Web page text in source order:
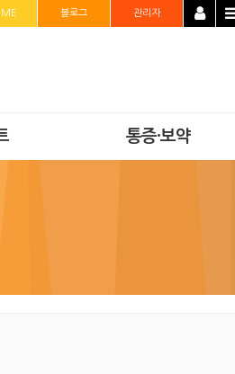
블로그 관리자
통증·보약